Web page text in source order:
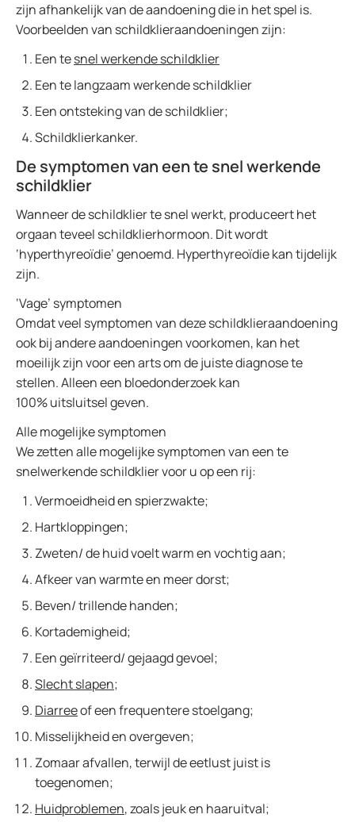
zijn afhankelijk van de aandoening die in het spel is.
Voorbeelden van schildklieraandoeningen zijn:
Een tesnel werkende schildklier
Een te langzaam werkende schildklier
Een ontsteking van de schildklier;
Schildklierkanker.
De symptomen van een te snel werkende
schildklier
Wanneer de schildklier te snel werkt, produceert het
orgaan teveel schildklierhormoon. Dit wordt
‘hyperthyreoïdie’ genoemd. Hyperthyreoïdie kan tijdelijk
zijn.
‘Vage’ symptomen
Omdat veel symptomen van deze schildklieraandoening
ook bij andere aandoeningen voorkomen, kan het
moeilijk zijn voor een arts om de juiste diagnose te
stellen. Alleen een bloedonderzoek kan
100% uitsluitsel geven.
Alle mogelijke symptomen
We zetten alle mogelijke symptomen van een te
snelwerkende schildklier voor u op een rij:
Vermoeidheid en spierzwakte;
Hartkloppingen;
Zweten/ de huid voelt warm en vochtig aan;
Afkeer van warmte en meer dorst;
Beven/ trillende handen;
Kortademigheid;
Een geïrriteerd/ gejaagd gevoel;
Slecht slapen;
Diarreeof een frequentere stoelgang;
Misselijkheid en overgeven;
Zomaar afvallen, terwijl de eetlust juist is
toegenomen;
Huidproblemen, zoals jeuk en haaruitval;